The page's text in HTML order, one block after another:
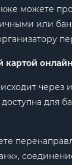
можете
или
картой
через
для